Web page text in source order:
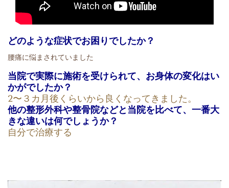
どのような症状でお困りでしたか？
腰痛に悩まされていました
当院で実際に施術を受けられて、お身体の変化はい
かがでしたか？
2〜３カ月後くらいから良くなってきました。
他の整形外科や整骨院などと当院を比べて、一番大
きな違いは何でしょうか？
自分で治療する